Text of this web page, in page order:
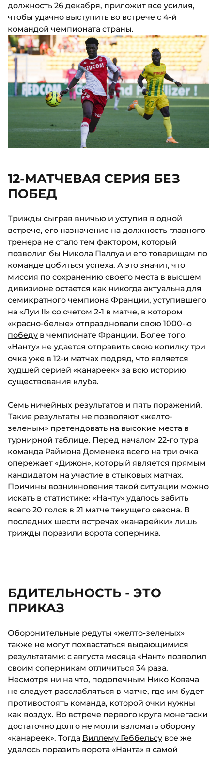
должность 26 декабря, приложит все усилия,
чтобы удачно выступить во встрече с 4-й
командой чемпионата страны.
12-МАТЧЕВАЯ СЕРИЯ БЕЗ
ПОБЕД
Трижды сыграв вничью и уступив в одной
встрече, его назначение на должность главного
тренера не стало тем фактором, который
позволил бы Никола Паллуа и его товарищам по
команде добиться успеха. А это значит, что
миссия по сохранению своего места в высшем
дивизионе остается как никогда актуальна для
семикратного чемпиона Франции, уступившего
на «Луи II» со счетом 2-1 в матче, в котором
«красно-белые» отпраздновали свою 1000-ю
победу в чемпионате Франции. Более того,
«Нанту» не удается отправить свою копилку три
очка уже в 12-и матчах подряд, что является
худшей серией «канареек» за всю историю
существования клуба.
Семь ничейных результатов и пять поражений.
Такие результаты не позволяют «желто-
зеленым» претендовать на высокие места в
турнирной таблице. Перед началом 22-го тура
команда Раймона Доменека всего на три очка
опережает «Дижон», который является прямым
кандидатом на участие в стыковых матчах.
Причины возникновения такой ситуации можно
искать в статистике: «Нанту» удалось забить
всего 20 голов в 21 матче текущего сезона. В
последних шести встречах «канарейки» лишь
трижды поразили ворота соперника.
БДИТЕЛЬНОСТЬ - ЭТО
ПРИКАЗ
Оборонительные редуты «желто-зеленых»
также не могут похвастаться выдающимися
результатами: с августа месяца «Нант» позволил
своим соперникам отличиться 34 раза.
Несмотря ни на что, подопечным Нико Ковача
не следует расслабляться в матче, где им будет
противостоять команда, которой очки нужны
как воздух. Во встрече первого круга монегаски
достаточно долго не могли взломать оборону
«канареек». Тогда Виллему Геббельсу все же
удалось поразить ворота «Нанта» в самой